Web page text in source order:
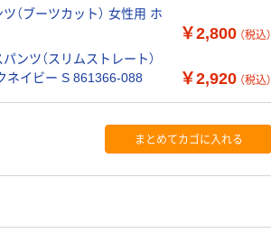
（ブーツカット） 女性用 ホ
￥2,800 （税込）
ンツ（スリムストレート）
ネイビー S 861366-088
￥2,920 （税込）
まとめてカゴに入れる